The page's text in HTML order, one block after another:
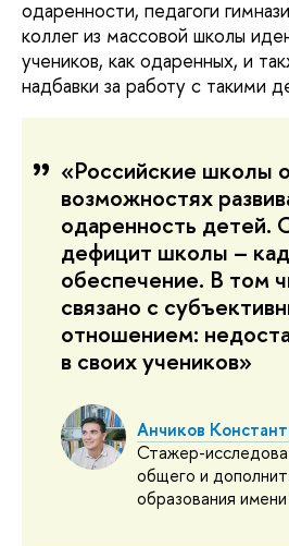
одаренности, педагоги
коллег из массовой школы
учеников, как одаренных, и
надбавки за работу с такими
«Российские школы
возможностях
одаренность детей.
дефицит школы –
обеспечение. В том
связано с
отношением:
в своих учеников»
Анчиков
Стажер-
общего и
образования